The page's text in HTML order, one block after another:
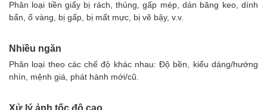
Phân loại tiền giấy bị rách, thủng, gấp mép, dán băng keo, dính
bẩn, ố vàng, bị gấp, bị mất mực, bị vẽ bậy, v.v.
Nhiều ngăn
Phân loại theo các chế độ khác nhau: Độ bền, kiểu dáng/hướng
nhìn, mệnh giá, phát hành mới/cũ.